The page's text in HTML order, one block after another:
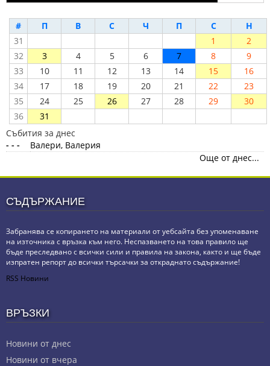
# П В С Ч П С
Н
31
1
2
32
3 4 5 6 7 8
9
33
10 11 12 13 14 15
16
34
17 18 19 20 21 22
23
35
24 25 26 27 28 29
30
36
31
Събития за днес
- - -
Валери, Валерия
Още от днес...
СЪДЪРЖАНИЕ
Забранява се копирането на материали от уебсайта без упоменаване
на източника с връзка към него. Неспазването на това правило ще
бъде преследвано с всички сили и правила на закона, както и ще бъде
изпратен репорт до всички търсачки за откраднато съдържание!
RSS Новини
ВРЪЗКИ
Новини от днес
Новини от вчера